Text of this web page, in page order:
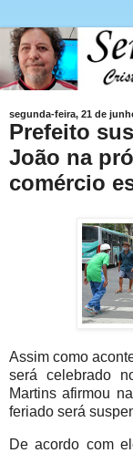
segunda-feira, 21 de
Prefeito
João na
comércio
Assim como
será celebrado
Martins afirmou
feriado será
De acordo com